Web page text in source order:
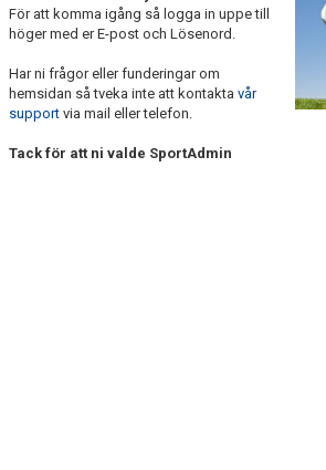
För att komma igång så logga in uppe till
höger med er E-post och Lösenord.
Har ni frågor eller funderingar om
hemsidan så tveka inte att kontakta vår
support via mail eller telefon.
Tack för att ni valde SportAdmin